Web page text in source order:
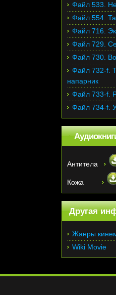
Файл 533.
Файл 554.
Файл 716.
Файл 729.
Файл 730.
Файл 732-f.
напарник
Файл 733-f.
Файл 734-f.
Антитела
Кожа
Другая
Жанры
Wiki Movie